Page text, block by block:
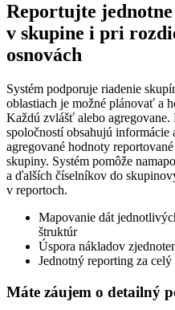
Reportujte
v skupine i pri
osnovách
Systém podporuje riadenie
oblastiach je možné plánovať a
Každú zvlášť alebo
spoločností obsahujú
agregované hodnoty
skupiny. Systém pomôže
a ďalších číselníkov do
v reportoch.
Mapovanie dát
štruktúr
Úspora nákladov
Jednotný reporting za
Máte záujem o detailný